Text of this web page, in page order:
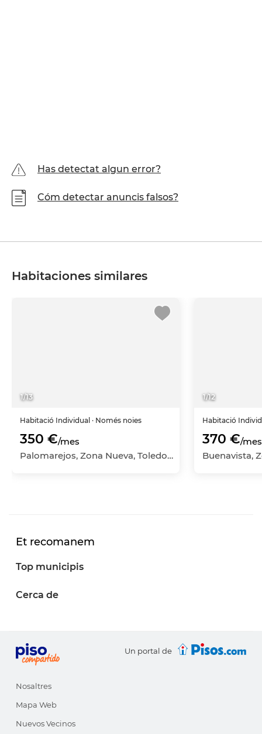
Has detectat algun error?
Cóm detectar anuncis falsos?
Habitaciones similares
1/13
Habitació Individual · Només noies
350 €/mes
Palomarejos, Zona Nueva, Toledo Capital, Toledo
1/12
Habitació
370 €/mes
Et recomanem
Top municipis
Cerca de
Un portal de
Nosaltres
Mapa Web
Nuevos Vecinos